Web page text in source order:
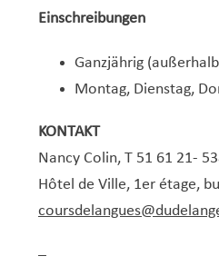
Einschreibungen
Ganzjährig
Montag, Dienstag,
KONTAKT
Nancy Colin, T 51 61 21-
Hôtel de Ville, 1er étage,
–